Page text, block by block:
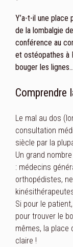
Y’a-t-il une
de la lombalgie
conférence au
et ostéopathes à
bouger les lignes…
Comprendre
Le mal au dos
consultation
siècle par la
Un grand
: médecins
orthopédistes,
Si pour le
pour trouver le
mêmes, la place
claire !